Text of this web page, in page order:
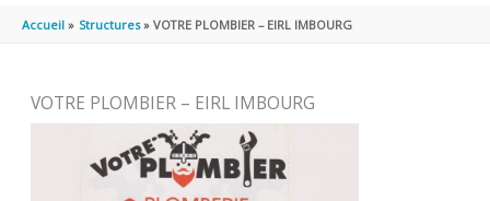
PRINCIPAL
Accueil Structures VOTRE PLOMBIER – EIRL IMBOURG
VOTRE PLOMBIER – EIRL IMBOURG